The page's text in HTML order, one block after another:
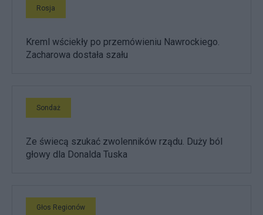
Rosja
Kreml wściekły po przemówieniu Nawrockiego.
Zacharowa dostała szału
Sondaż
Ze świecą szukać zwolenników rządu. Duży ból
głowy dla Donalda Tuska
Głos Regionów